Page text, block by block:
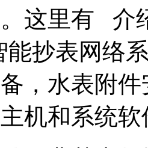
这里有 介
能抄表网络
，水表附
机和系统软